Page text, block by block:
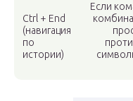
Ctrl + End
(навигация
по
истории)
Если